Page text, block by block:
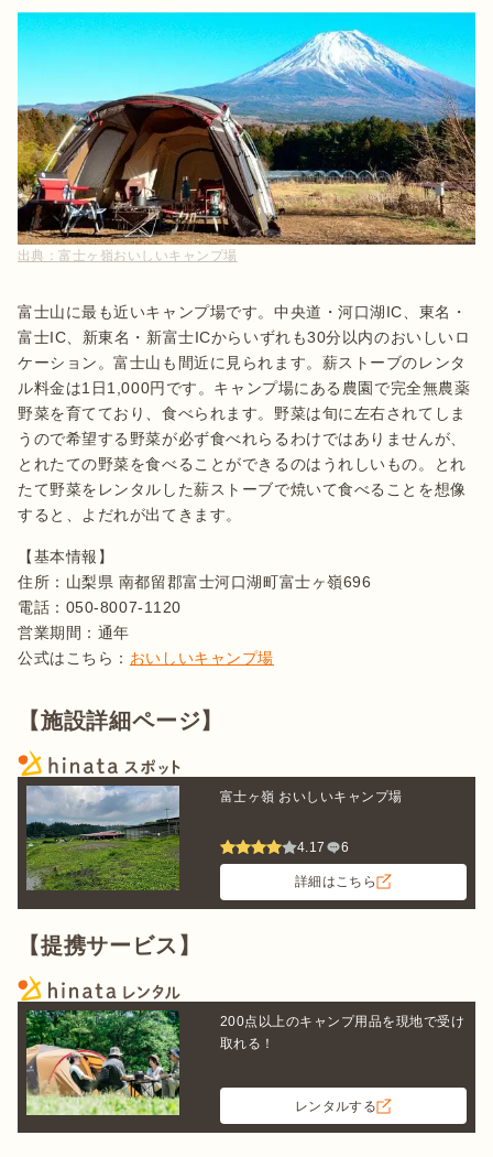
出典：富士ヶ嶺おいしいキャンプ場
富士山に最も近いキャンプ場です。中央道・河口湖IC、東名・
富士IC、新東名・新富士ICからいずれも30分以内のおいしいロ
ケーション。富士山も間近に見られます。薪ストーブのレンタ
ル料金は1日1,000円です。キャンプ場にある農園で完全無農薬
野菜を育てており、食べられます。野菜は旬に左右されてしま
うので希望する野菜が必ず食べれらるわけではありませんが、
とれたての野菜を食べることができるのはうれしいもの。とれ
たて野菜をレンタルした薪ストーブで焼いて食べることを想像
すると、よだれが出てきます。
【基本情報】
住所：山梨県 南都留郡富士河口湖町富士ヶ嶺696
電話：050-8007-1120
営業期間：通年
公式はこちら： おいしいキャンプ場
【施設詳細ページ】
富士ヶ嶺 おいしいキャンプ場
4.17 6
詳細はこちら
【提携サービス】
200点以上のキャンプ用品を現地で受け
取れる！
レンタルする